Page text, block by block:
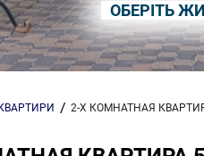
ОБЕРІТЬ
2-Х КОМНАТНАЯ